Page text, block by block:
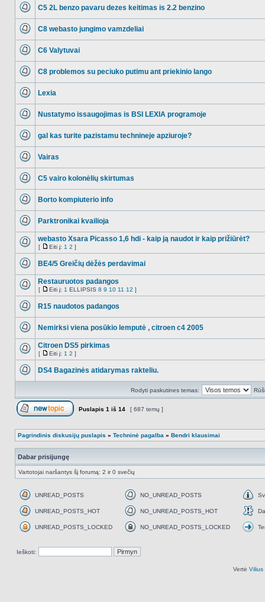
C5 2L benzo pavaru dezes keitimas is 2.2 benzino
C8 webasto jungimo vamzdeliai
C6 Valytuvai
C8 problemos su peciuko putimu ant priekinio lango
Lexia
Nustatymo issaugojimas is BSI LEXIA programoje
gal kas turite pazistamu technineje apziuroje?
Vairas
C5 vairo kolonėlių skirtumas
Borto kompiuterio info
Parktronikai kvailioja
NO_UNREAD_POSTS
webasto Xsara Picasso 1,6 hdi - kaip ją naudot ir kaip prižiūrėt?
[
Eiti
Eiti į: 1 2 ]
BE4/5 Greičių dėžės perdavimai
NO_UNREAD_POSTS
Restauruotos padangos
[
Eiti
Eiti į: 1 ELLIPSIS 8 9 10 11 12 ]
R15 naudotos padangos
Nemirksi viena posūkio lemputė , citroen c4 2005
NO_UNREAD_POSTS
Citroen DS5 pirkimas
[
Eiti
Eiti į: 1 2 ]
DS4 Bagazinės atidarymas rakteliu.
Rodyti paskutines temas:
Puslapis 1 iš 14 [ 687 temų ]
Pagrindinis diskusijų puslapis » Techninė pagalba » Bendri klausimai
Dabar prisijungę
Vartotojai naršantys šį forumą: 2 ir 0 svečių
UNREAD_POSTS
NO_UNREAD_POSTS
UNREAD_POSTS_HOT
NO_UNREAD_POSTS_HOT
UNREAD_POSTS_LOCKED
NO_UNREAD_POSTS_LOCKED
Ieškoti:
Vertė Vilius